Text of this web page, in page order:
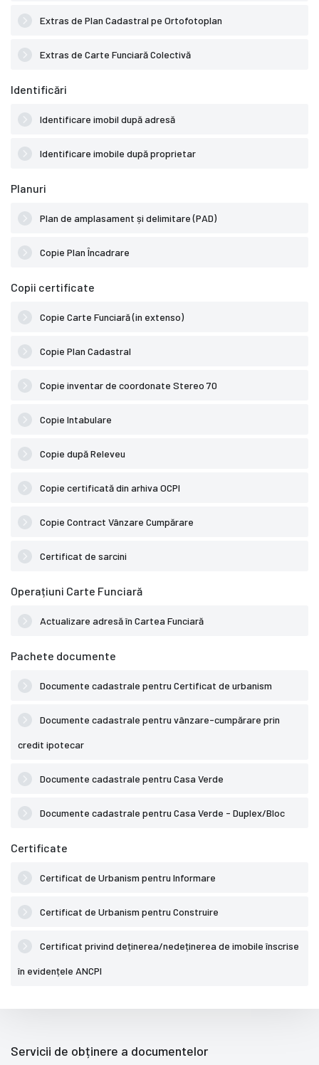
Extras de Plan Cadastral pe Ortofotoplan
Extras de Carte Funciară Colectivă
Identificări
Identificare imobil după adresă
Identificare imobile după proprietar
Planuri
Plan de amplasament și delimitare (PAD)
Copie Plan Încadrare
Copii certificate
Copie Carte Funciară (in extenso)
Copie Plan Cadastral
Copie inventar de coordonate Stereo 70
Copie Intabulare
Copie după Releveu
Copie certificată din arhiva OCPI
Copie Contract Vânzare Cumpărare
Certificat de sarcini
Operațiuni Carte Funciară
Actualizare adresă în Cartea Funciară
Pachete documente
Documente cadastrale pentru Certificat de urbanism
Documente cadastrale pentru vânzare-cumpărare prin
credit ipotecar
Documente cadastrale pentru Casa Verde
Documente cadastrale pentru Casa Verde - Duplex/Bloc
Certificate
Certificat de Urbanism pentru Informare
Certificat de Urbanism pentru Construire
Certificat privind deținerea/nedeținerea de imobile înscrise
în evidențele ANCPI
Servicii de obținere a documentelor